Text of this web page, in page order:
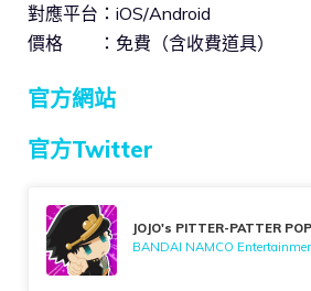
對應平台：iOS/Android
價格 ：免費（含收費道具）
官方網站
官方Twitter
JOJO's PITTER-PATTER
BANDAI NAMCO